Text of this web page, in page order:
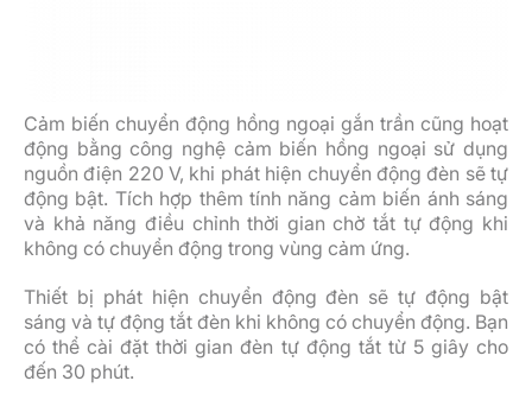
Cảm biến chuyển động hồng ngoại gắn trần cũng hoạt
động bằng công nghệ cảm biến hồng ngoại sử dụng
nguồn điện 220 V, khi phát hiện chuyển động đèn sẽ tự
động bật. Tích hợp thêm tính năng cảm biến ánh sáng
và khả năng điều chỉnh thời gian chờ tắt tự động khi
không có chuyển động trong vùng cảm ứng.
Thiết bị phát hiện chuyển động đèn sẽ tự động bật
sáng và tự động tắt đèn khi không có chuyển động. Bạn
có thể cài đặt thời gian đèn tự động tắt từ 5 giây cho
đến 30 phút.